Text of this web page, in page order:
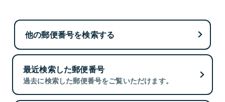
他の郵便番号を検索する
最近検索した郵便番号
過去に検索した郵便番号をご覧いただけます。